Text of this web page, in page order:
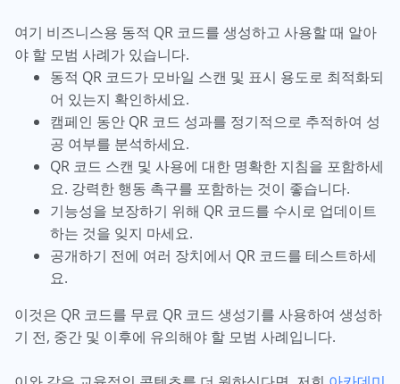
여기 비즈니스용 동적 QR 코드를 생성하고 사용할 때 알아
야 할 모범 사례가 있습니다.
동적 QR 코드가 모바일 스캔 및 표시 용도로 최적화되
어 있는지 확인하세요.
캠페인 동안 QR 코드 성과를 정기적으로 추적하여 성
공 여부를 분석하세요.
QR 코드 스캔 및 사용에 대한 명확한 지침을 포함하세
요. 강력한 행동 촉구를 포함하는 것이 좋습니다.
기능성을 보장하기 위해 QR 코드를 수시로 업데이트
하는 것을 잊지 마세요.
공개하기 전에 여러 장치에서 QR 코드를 테스트하세
요.
이것은 QR 코드를 무료 QR 코드 생성기를 사용하여 생성하
기 전, 중간 및 이후에 유의해야 할 모범 사례입니다.